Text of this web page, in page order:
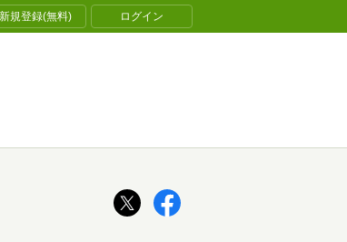
新規登録(無料) ログイン